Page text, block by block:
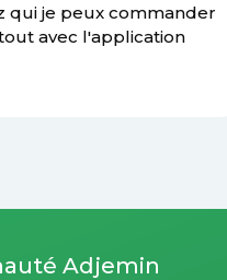
qui je peux commander
avec l'application
Adjemin